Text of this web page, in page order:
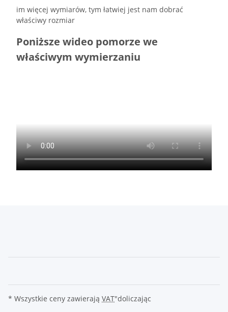
im więcej wymiarów, tym łatwiej jest nam dobrać
właściwy rozmiar
Poniższe wideo pomorze we
właściwym wymierzaniu
* Wszystkie ceny zawierają VAT"doliczając